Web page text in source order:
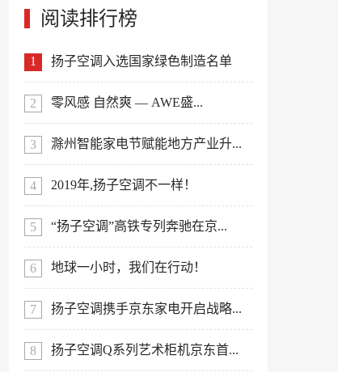
阅读排行榜
扬子空调入选国家绿色制造名单
零风感 自然爽 — AWE盛...
滁州智能家电节赋能地方产业升...
2019年,扬子空调不一样！
“扬子空调”高铁专列奔驰在京...
地球一小时，我们在行动！
扬子空调携手京东家电开启战略...
扬子空调Q系列艺术柜机京东首...